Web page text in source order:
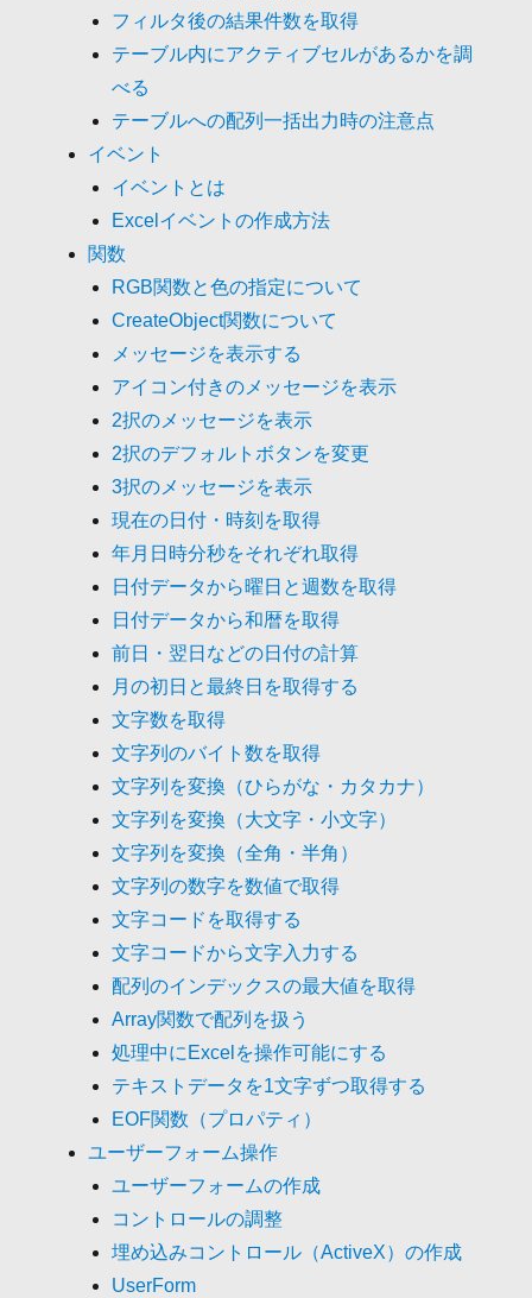
フィルタ後の結果件数を取得
テーブル内にアクティブセルがあるかを調
べる
テーブルへの配列一括出力時の注意点
イベント
イベントとは
Excelイベントの作成方法
関数
RGB関数と色の指定について
CreateObject関数について
メッセージを表示する
アイコン付きのメッセージを表示
2択のメッセージを表示
2択のデフォルトボタンを変更
3択のメッセージを表示
現在の日付・時刻を取得
年月日時分秒をそれぞれ取得
日付データから曜日と週数を取得
日付データから和暦を取得
前日・翌日などの日付の計算
月の初日と最終日を取得する
文字数を取得
文字列のバイト数を取得
文字列を変換（ひらがな・カタカナ）
文字列を変換（大文字・小文字）
文字列を変換（全角・半角）
文字列の数字を数値で取得
文字コードを取得する
文字コードから文字入力する
配列のインデックスの最大値を取得
Array関数で配列を扱う
処理中にExcelを操作可能にする
テキストデータを1文字ずつ取得する
EOF関数（プロパティ）
ユーザーフォーム操作
ユーザーフォームの作成
コントロールの調整
埋め込みコントロール（ActiveX）の作成
UserForm